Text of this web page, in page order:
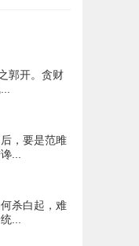
郭开。贪财
，要是范雎
...
杀白起，难
...